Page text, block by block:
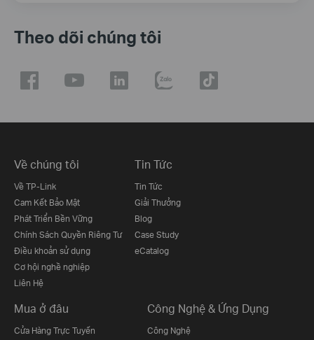
Theo dõi chúng tôi
Về chúng tôi
Về TP-Link
Cam Kết Bảo Mật
Phát Triển Bền Vững
Chính Sách Quyền Riêng Tư
Điều khoản sử dụng
Cơ hội nghề nghiệp
Liên Hệ
Tin Tức
Tin Tức
Giải Thưởng
Blog
Case Study
eCatalog
Mua ở đâu
Cửa Hàng Trực Tuyến
Công Nghệ & Ứng Dụng
Công Nghệ